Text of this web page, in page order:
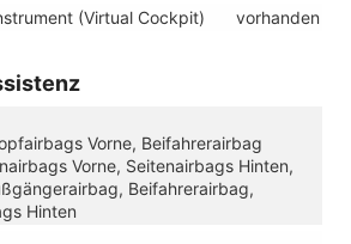
(Virtual Cockpit)
vorhanden
Vorne, Beifahrerairbag
Vorne, Seitenairbags Hinten,
Beifahrerairbag,
Hinten